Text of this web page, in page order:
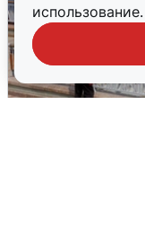
использование.